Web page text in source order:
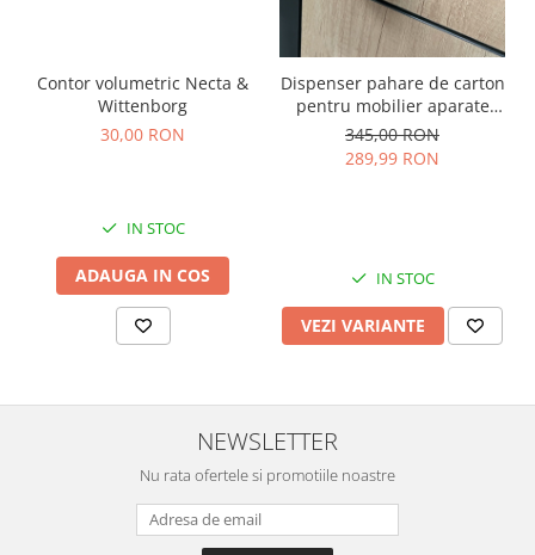
Contor volumetric Necta &
Wittenborg
30,00 RON
IN STOC
ADAUGA IN COS
Dispenser pahare de carton
pentru mobilier aparate
cafea
345,00 RON
289,99 RON
IN STOC
VEZI VARIANTE
NEWSLETTER
Nu rata ofertele si promotiile noastre